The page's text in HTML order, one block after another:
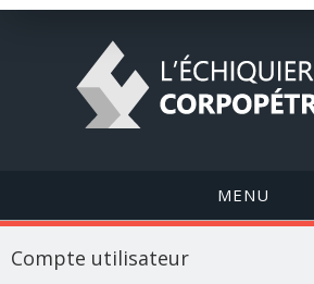
MENU
Compte utilisateur